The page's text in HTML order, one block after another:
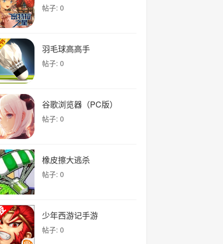
帖子: 0
羽毛球高高手
帖子: 0
谷歌浏览器（PC版）
帖子: 0
橡皮擦大逃杀
帖子: 0
少年西游记手游
帖子: 0